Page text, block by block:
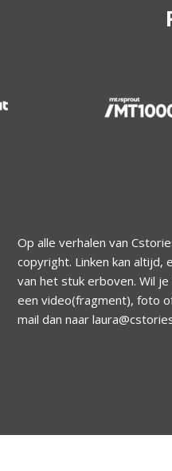
Op alle verhalen van
copyright. Linken kan
van het stuk erboven. Wil
een video(fragment), foto
mail dan naar